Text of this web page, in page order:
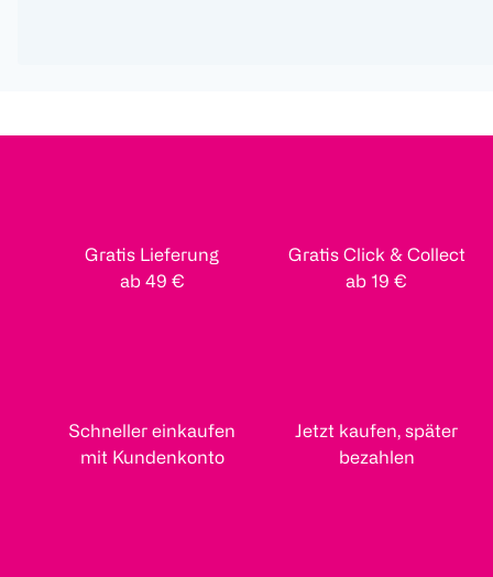
Gratis Lieferung
ab 49 €
Gratis Click & Collect
ab 19 €
Schneller einkaufen
mit Kundenkonto
Jetzt kaufen, später
bezahlen